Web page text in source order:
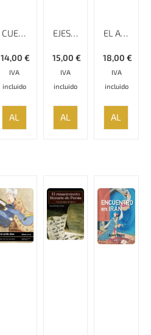
CUENTOS DE LOS BAZARES
€
14,00
IVA
incluido
AL
CARRITO
EJES OPUESTOS -RELATO DE UN AÑO EN IRÁN
€
15,00
IVA
incluido
AL
CARRITO
EL ALIADO PERSA DESMONTANDO LOS MITOS SOBRE IRÁN
€
18,00
IVA
incluido
AL
CARRITO